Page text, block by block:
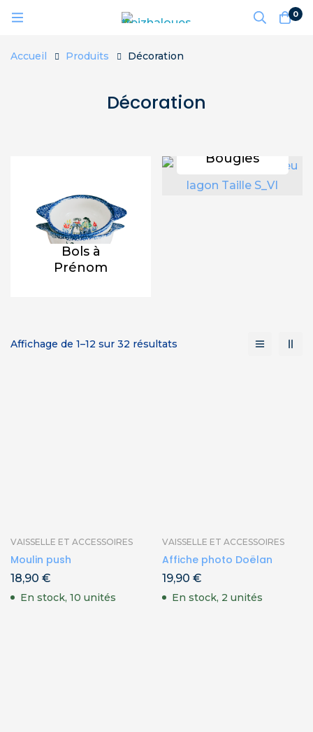
0
Accueil Produits Décoration
Décoration
Bols à
Prénom
Bougies
Affichage de 1–12 sur 32 résultats
VAISSELLE ET ACCESSOIRES
Moulin push
18,90 €
En stock, 10 unités
VAISSELLE ET ACCESSOIRES
Affiche photo Doëlan
19,90 €
En stock, 2 unités